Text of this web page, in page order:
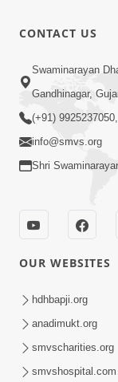
વચનામૃતના
કરશો ? |
વચનામૃતમાં
હાથમાં જ
CONTACT US
Swaminarayan
Gandhinagar,
(+91)
info@smvs.org
Shri
OUR WEBSITES
hdhbapji.org
anadimukt.org
smvscharities.org
smvshospital.com